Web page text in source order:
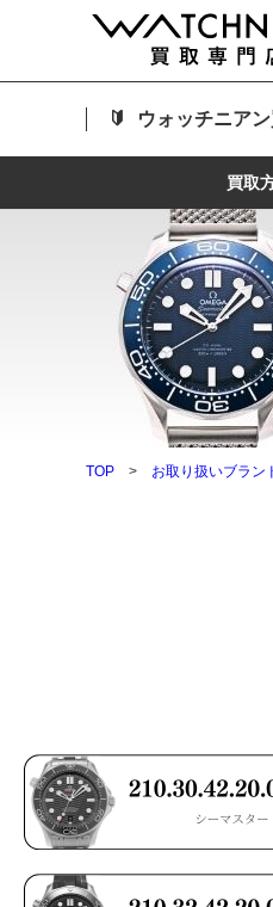
ウォッチニア
買取
TOP お取り扱いブラン